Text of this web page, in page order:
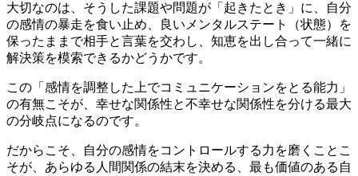
大切なのは、そうした課題や問題が「起きたとき」に、自分
の感情の暴走を食い止め、良いメンタルステート（状態）を
保ったままで相手と言葉を交わし、知恵を出し合って一緒に
解決策を模索できるかどうかです。
この「感情を調整した上でコミュニケーションをとる能力」
の有無こそが、幸せな関係性と不幸せな関係性を分ける最大
の分岐点になるのです。
だからこそ、自分の感情をコントロールする力を磨くことこ
そが、あらゆる人間関係の結末を決める、最も価値のある自